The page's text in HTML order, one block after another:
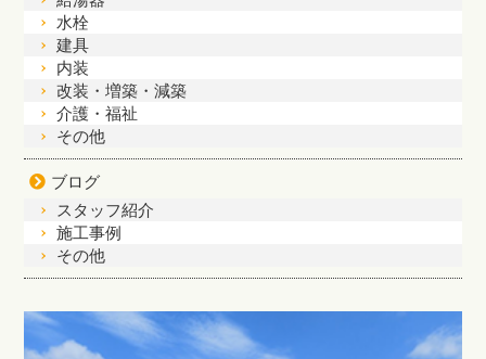
水栓
建具
内装
改装・増築・減築
介護・福祉
その他
ブログ
スタッフ紹介
施工事例
その他